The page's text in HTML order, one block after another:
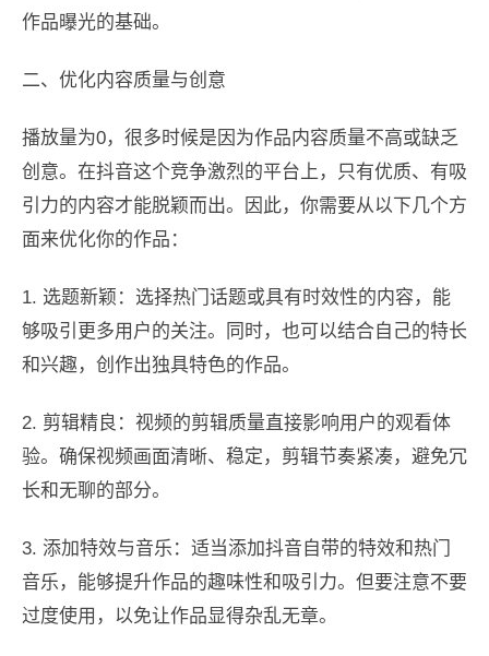
作品曝光的基础。
二、优化内容质量与创意
播放量为0，很多时候是因为作品内容质量不高或缺乏
创意。在抖音这个竞争激烈的平台上，只有优质、有吸
引力的内容才能脱颖而出。因此，你需要从以下几个方
面来优化你的作品：
1. 选题新颖：选择热门话题或具有时效性的内容，能
够吸引更多用户的关注。同时，也可以结合自己的特长
和兴趣，创作出独具特色的作品。
2. 剪辑精良：视频的剪辑质量直接影响用户的观看体
验。确保视频画面清晰、稳定，剪辑节奏紧凑，避免冗
长和无聊的部分。
3. 添加特效与音乐：适当添加抖音自带的特效和热门
音乐，能够提升作品的趣味性和吸引力。但要注意不要
过度使用，以免让作品显得杂乱无章。